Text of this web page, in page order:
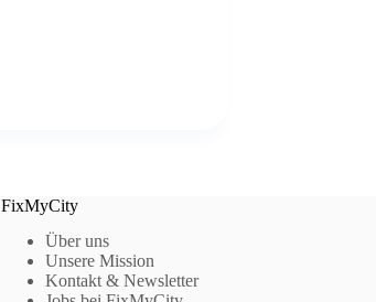
FixMyCity
Über uns
Unsere Mission
Kontakt & Newsletter